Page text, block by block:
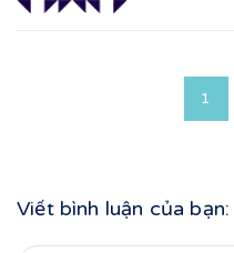
1
Viết bình luận của bạn: